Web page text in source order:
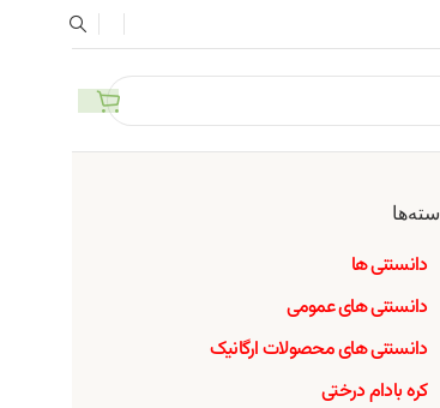
دانستنی ها
دانستنی های عمومی
دانستنی های محصولات ارگانیک
کره بادام درختی